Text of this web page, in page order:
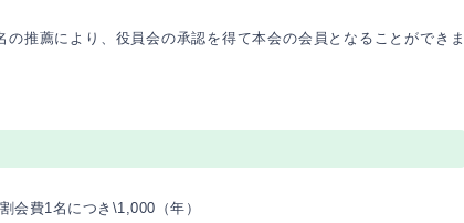
推薦により、役員会の承認を得て本会の会員となることができま
会費1名につき\1,000（年）